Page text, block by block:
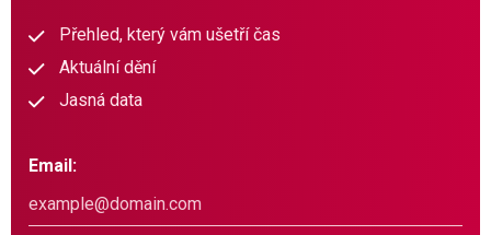
Přehled, který vám ušetří čas
Aktuální dění
Jasná data
Email: